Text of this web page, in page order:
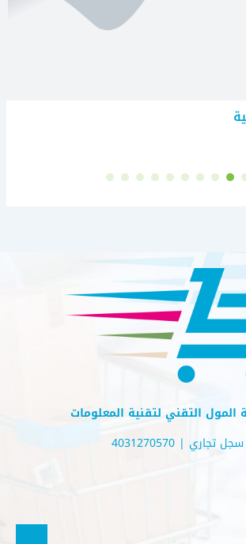
التقني لتقنية المعلومات
سجل تجاري | 4031270570